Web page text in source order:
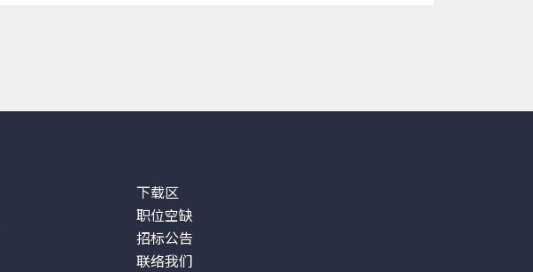
下载区
职位空缺
招标公告
联络我们